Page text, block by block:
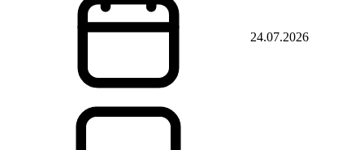
24.07.2026